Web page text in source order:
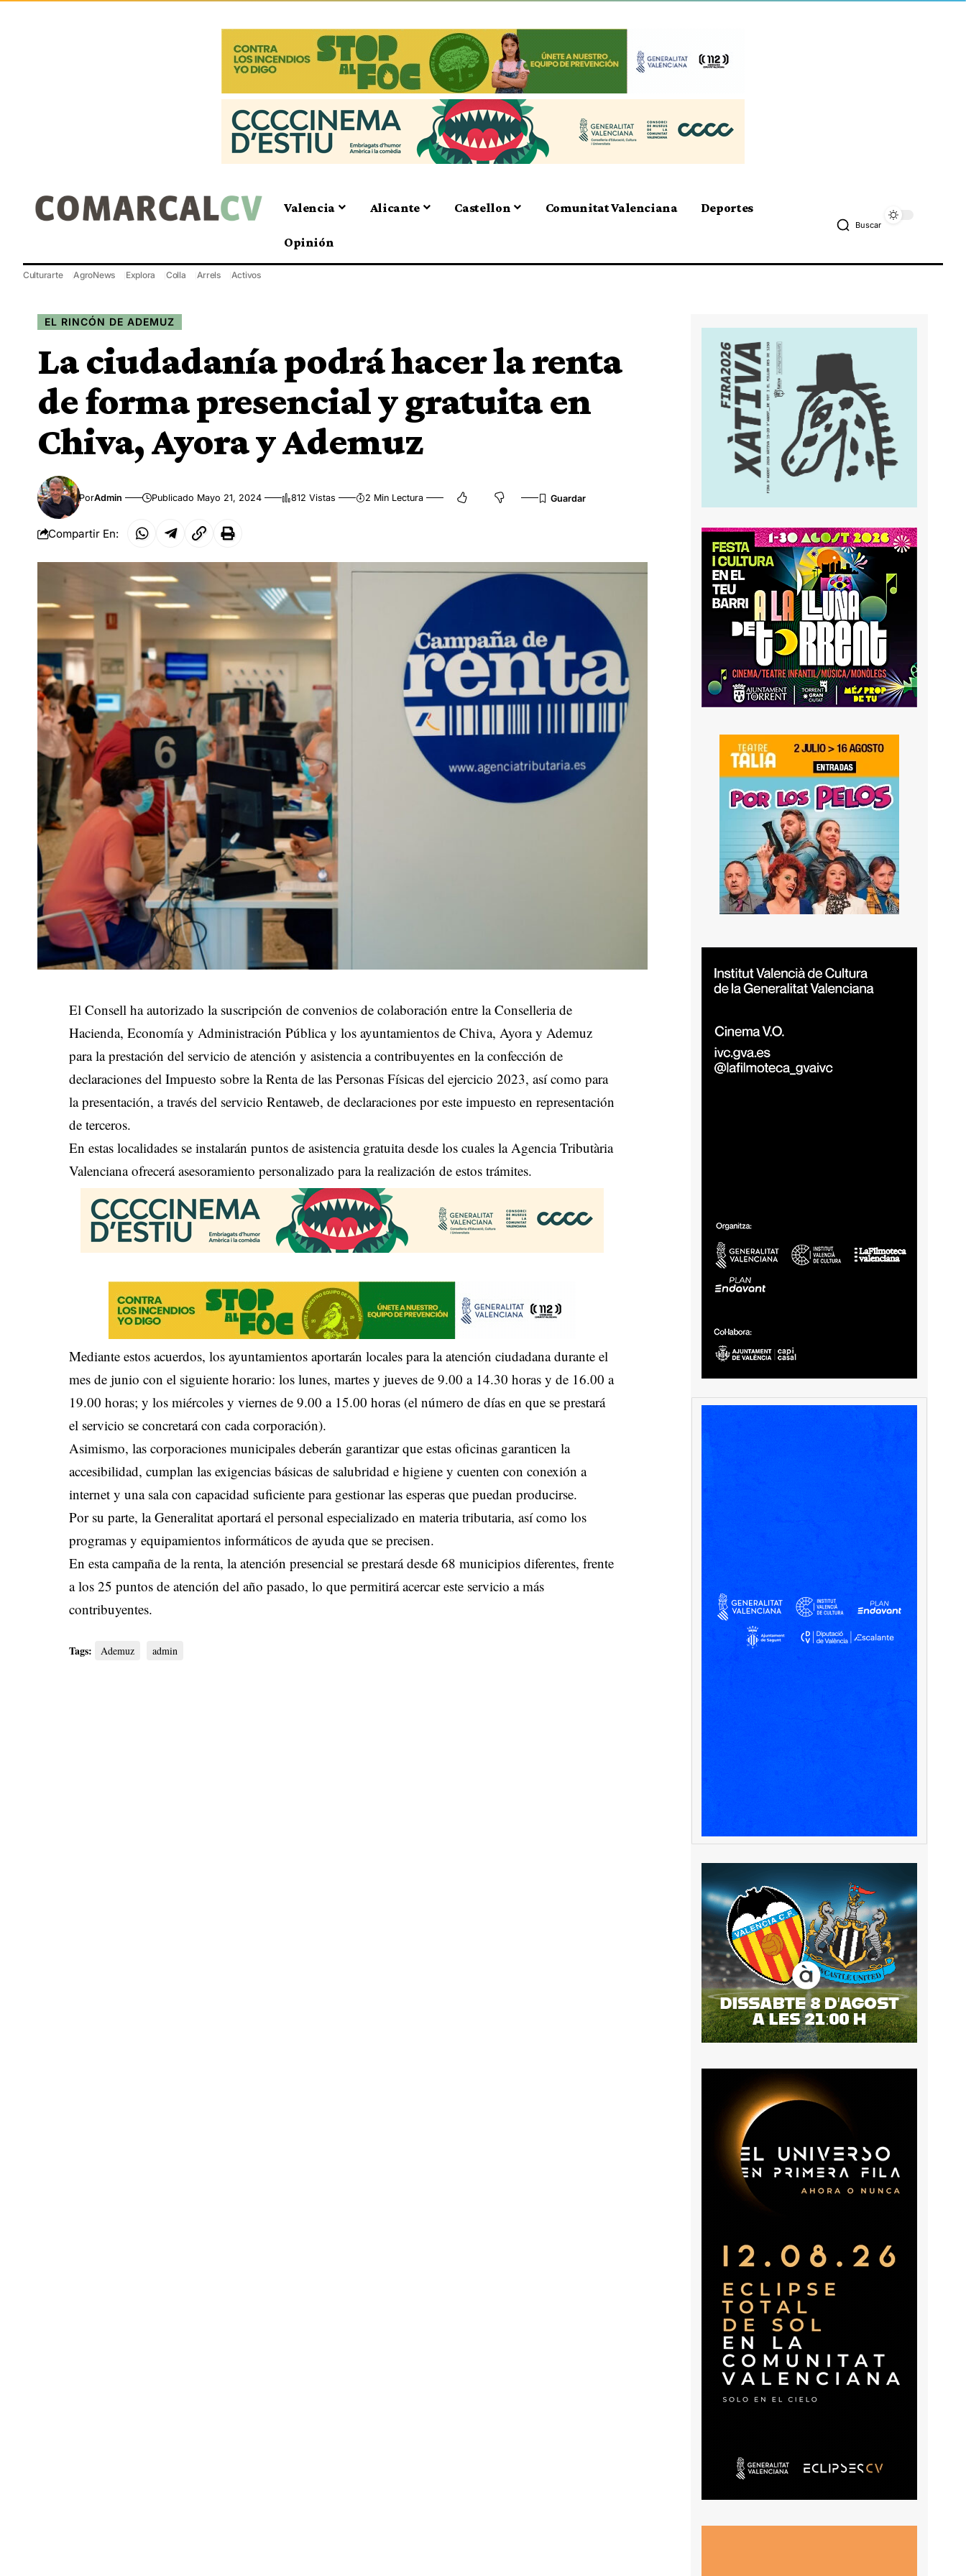
Valencia Alicante Castellon Comunitat Valenciana Deportes
Opinión
Buscar
Culturarte AgroNews Explora Colla Arrels Activos
EL RINCÓN DE ADEMUZ
La ciudadanía podrá hacer la renta
de forma presencial y gratuita en
Chiva, Ayora y Ademuz
PorAdmin Publicado Mayo 21, 2024 812 Vistas 2 Min Lectura
Compartir En:
El Consell ha autorizado la suscripción de convenios de colaboración entre la Conselleria de
Hacienda, Economía y Administración Pública y los ayuntamientos de Chiva, Ayora y Ademuz
para la prestación del servicio de atención y asistencia a contribuyentes en la confección de
declaraciones del Impuesto sobre la Renta de las Personas Físicas del ejercicio 2023, así como para
la presentación, a través del servicio Rentaweb, de declaraciones por este impuesto en representación
de terceros.
En estas localidades se instalarán puntos de asistencia gratuita desde los cuales la Agencia Tributària
Valenciana ofrecerá asesoramiento personalizado para la realización de estos trámites.
Mediante estos acuerdos, los ayuntamientos aportarán locales para la atención ciudadana durante el
mes de junio con el siguiente horario: los lunes, martes y jueves de 9.00 a 14.30 horas y de 16.00 a
19.00 horas; y los miércoles y viernes de 9.00 a 15.00 horas (el número de días en que se prestará
el servicio se concretará con cada corporación).
Asimismo, las corporaciones municipales deberán garantizar que estas oficinas garanticen la
accesibilidad, cumplan las exigencias básicas de salubridad e higiene y cuenten con conexión a
internet y una sala con capacidad suficiente para gestionar las esperas que puedan producirse.
Por su parte, la Generalitat aportará el personal especializado en materia tributaria, así como los
programas y equipamientos informáticos de ayuda que se precisen.
En esta campaña de la renta, la atención presencial se prestará desde 68 municipios diferentes, frente
a los 25 puntos de atención del año pasado, lo que permitirá acercar este servicio a más
contribuyentes.
Tags: Ademuz admin